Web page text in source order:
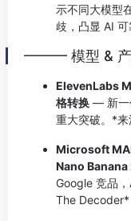
示不同大模型
歧，凸显 AI
━━━ 模型 &
ElevenLabs
格转换 — 新一
重大突破。*
Microsoft
Nano Banana
Google 竞品
The Decoder*